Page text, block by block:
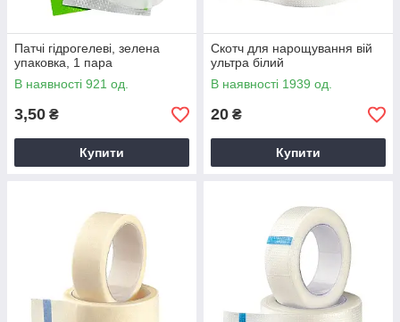
Патчі гідрогелеві, зелена
упаковка, 1 пара
В наявності 921 од.
3,50 ₴
Купити
Скотч для нарощування вій
ультра білий
В наявності 1939 од.
20 ₴
Купити